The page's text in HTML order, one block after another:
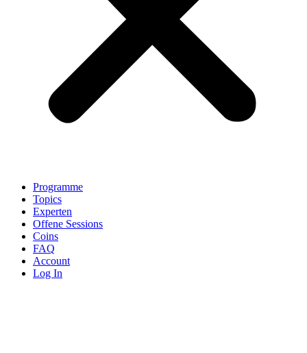
Programme
Topics
Experten
Offene Sessions
Coins
FAQ
Account
Log In